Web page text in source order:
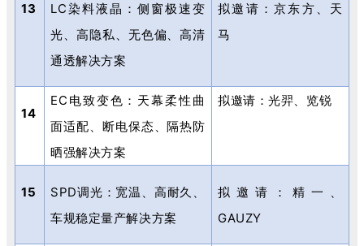
13 LC染料液晶：侧窗极速变
光、高隐私、无色偏、高清
通透解决方案
拟邀请：京东方、天
马
14
EC 电致变色：天幕柔性曲
面适配、断电保态、隔热防
晒强解决方案
拟邀请：光羿、览锐
15 SPD调光：宽温、高耐久、
车规稳定量产解决方案
拟邀请：精一、
GAUZY